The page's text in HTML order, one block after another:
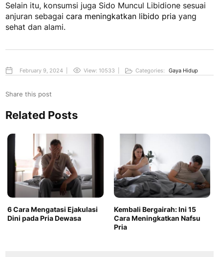
Selain itu, konsumsi juga Sido Muncul Libidione sesuai
anjuran sebagai cara meningkatkan libido pria yang
sehat dan alami.
February 9, 2024 View: 10533 Categories: Gaya Hidup
Share this post
Related Posts
6 Cara Mengatasi Ejakulasi
Dini pada Pria Dewasa
Kembali Bergairah: Ini 15
Cara Meningkatkan Nafsu
Pria